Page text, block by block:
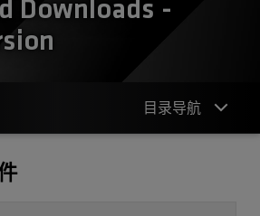
Downloads -
目录导航